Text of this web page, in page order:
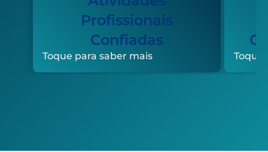
Profissionais
Confiadas
Toque para saber mais Toque